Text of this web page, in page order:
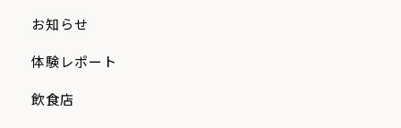
お知らせ
体験レポート
飲食店